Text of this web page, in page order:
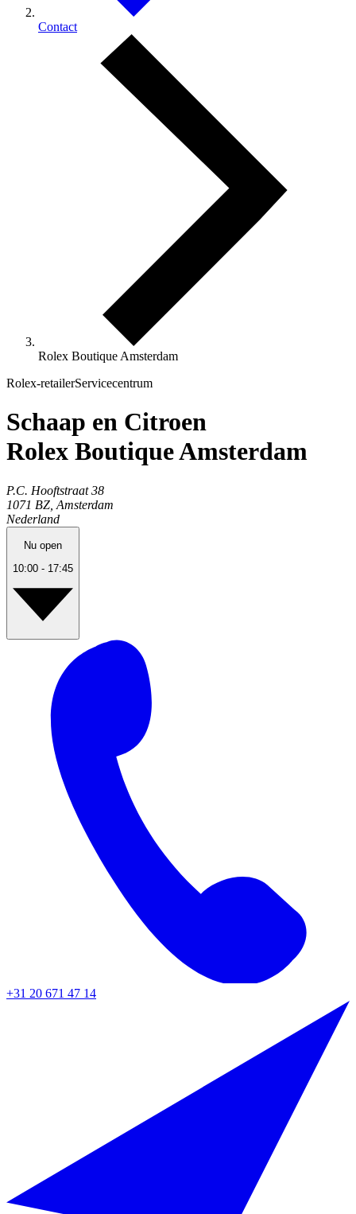
Contact
Rolex Boutique Amsterdam
Rolex-retailerServicecentrum
Schaap en Citroen
Rolex Boutique Amsterdam
P.C. Hooftstraat 38
1071 BZ Amsterdam
Nederland
Nu open
10:00 - 17:45
+31 20 671 47 14